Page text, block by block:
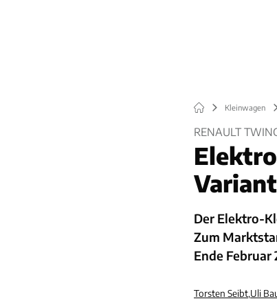
Kleinwagen
RENAULT
Der Elektro-
Zum
Ende
Torsten Seibt,Uli